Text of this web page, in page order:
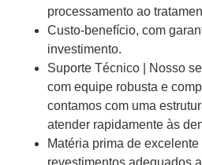
processamento ao
Custo-benefício, com
investimento.
Suporte Técnico | Nosso
com equipe robusta e
contamos com uma
atender rapidamente às
Matéria prima de
revestimentos adequados